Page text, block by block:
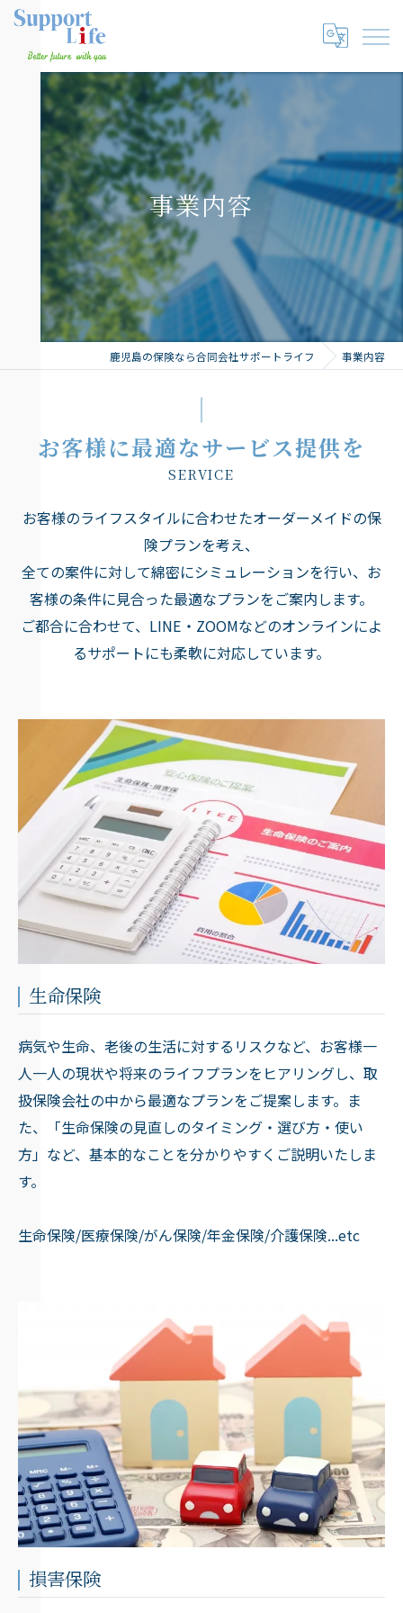
事業内容
鹿児島の保険なら合同会社サポートライフ 事業内容
SERVICE
お客様に最適なサービス提供を
お客様のライフスタイルに合わせたオーダーメイドの保
険プランを考え、
全ての案件に対して綿密にシミュレーションを行い、お
客様の条件に見合った最適なプランをご案内します。
ご都合に合わせて、LINE・ZOOMなどのオンラインによ
るサポートにも柔軟に対応しています。
生命保険
病気や生命、老後の生活に対するリスクなど、お客様一
人一人の現状や将来のライフプランをヒアリングし、取
扱保険会社の中から最適なプランをご提案します。ま
た、「生命保険の見直しのタイミング・選び方・使い
方」など、基本的なことを分かりやすくご説明いたしま
す。
生命保険/医療保険/がん保険/年金保険/介護保険...etc
損害保険